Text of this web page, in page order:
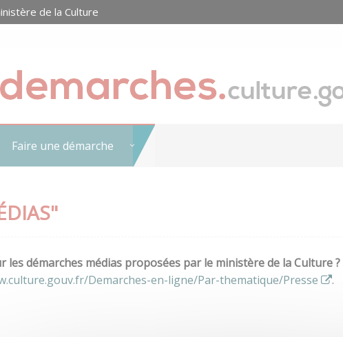
de la Culture
Faire une démarche
les démarches médias proposées par le ministère de la Culture ?
Demarches-en-ligne/Par-thematique/Presse .